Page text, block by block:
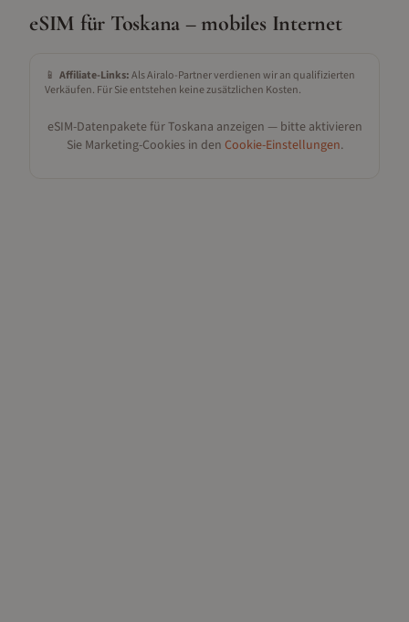
eSIM für Toskana – mobiles Internet
📱 Affiliate-Links:Als Airalo-Partner verdienen wir an qualifizierten
Verkäufen. Für Sie entstehen keine zusätzlichen Kosten.
eSIM-Datenpakete fürToskana anzeigen — bitte aktivieren
Sie Marketing-Cookies in den Cookie-Einstellungen.